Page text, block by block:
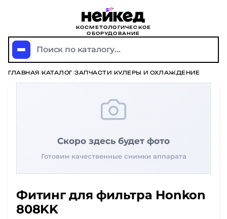
КОСМЕТОЛОГИЧЕСКОЕ
ОБОРУДОВАНИЕ
Поиск по каталогу...
ГЛАВНАЯ/КАТАЛОГ/ЗАПЧАСТИ/КУЛЕРЫ И ОХЛАЖДЕНИЕ
Скоро здесь будет фото
Готовим качественные снимки аппарата
Фитинг для фильтра Honkon
808KK